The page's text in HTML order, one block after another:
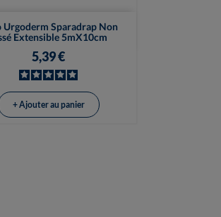
Urgoderm Sparadrap Non
Extensible 5mX10cm
5,39 €
Vue rapide
+ Ajouter au panier